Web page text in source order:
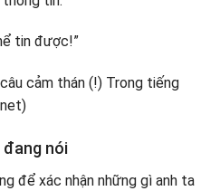
tin được!”
đang nói
để xác nhận những gì anh ta